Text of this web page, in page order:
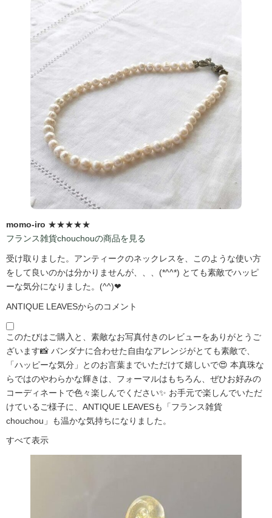
momo-iro ★★★★★
フランス雑貨chouchouの商品を見る
受け取りました。アンティークのネックレスを、このような使い方
をして良いのかは分かりませんが、、、(*^^*) とても素敵でハッピ
ーな気分になりました。(^^)❤
ANTIQUE LEAVESからのコメント
このたびはご購入と、素敵なお写真付きのレビューをありがとうご
ざいます📸 バンダナに合わせた自由なアレンジがとても素敵で、
「ハッピーな気分」とのお言葉までいただけて嬉しいで😍 本真珠な
らではのやわらかな輝きは、フォーマルはもちろん、ぜひお好みの
コーディネートで色々楽しんでください✨ お手元で楽しんでいただ
けているご様子に、ANTIQUE LEAVESも「フランス雑貨
chouchou」も温かな気持ちになりました。
すべて表示